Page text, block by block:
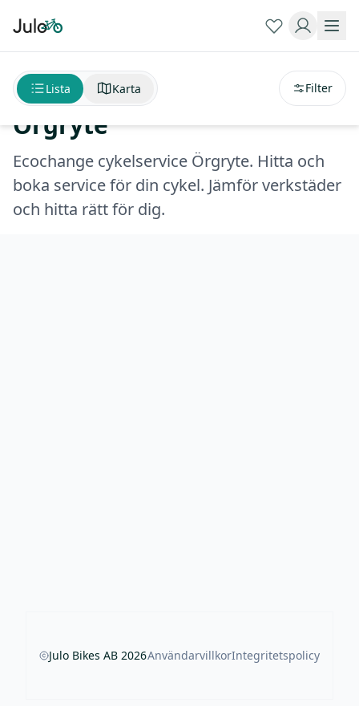
Ecochange cykelservice
Örgryte
Ecochange cykelservice Örgryte. Hitta och
boka service för din cykel. Jämför verkstäder
och hitta rätt för dig.
Lista Karta Filter
avstånd
Julo Bikes AB 2026AnvändarvillkorIntegritetspolicy